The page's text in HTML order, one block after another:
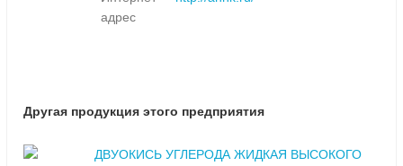
адрес
Другая продукция этого предприятия
ДВУОКИСЬ УГЛЕРОДА ЖИДКАЯ ВЫСОКОГО